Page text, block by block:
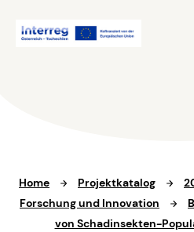
Home Projektkatalog
Forschung und Innovation
von Schadinsekten-